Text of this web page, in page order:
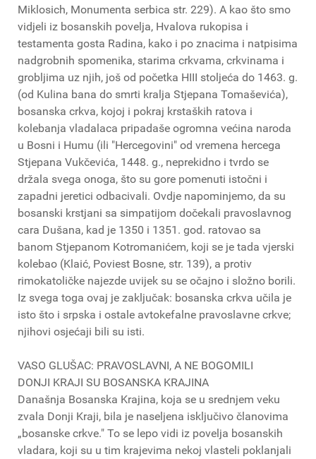
Miklosich, Monumenta serbica str. 229). A kao što smo
vidjeli iz bosanskih povelja, Hvalova rukopisa i
testamenta gosta Radina, kako i po znacima i natpisima
nadgrobnih spomenika, starima crkvama, crkvinama i
grobljima uz njih, još od početka HIII stoljeća do 1463. g.
(od Kulina bana do smrti kralja Stjepana Tomaševića),
bosanska crkva, kojoj i pokraj krstaških ratova i
kolebanja vladalaca pripadaše ogromna većina naroda
u Bosni i Humu (ili "Hercegovini" od vremena hercega
Stjepana Vukčevića, 1448. g., neprekidno i tvrdo se
držala svega onoga, što su gore pomenuti istočni i
zapadni jeretici odbacivali. Ovdje napominjemo, da su
bosanski krstjani sa simpatijom dočekali pravoslavnog
cara Dušana, kad je 1350 i 1351. god. ratovao sa
banom Stjepanom Kotromanićem, koji se je tada vjerski
kolebao (Klaić, Poviest Bosne, str. 139), a protiv
rimokatoličke najezde uvijek su se očajno i složno borili.
Iz svega toga ovaj je zaključak: bosanska crkva učila je
isto što i srpska i ostale avtokefalne pravoslavne crkve;
njihovi osjećaji bili su isti.
VASO GLUŠAC: PRAVOSLAVNI, A NE BOGOMILI
DONJI KRAJI SU BOSANSKA KRAJINA
Današnja Bosanska Krajina, koja se u srednjem veku
zvala Donji Kraji, bila je naseljena isključivo članovima
„bosanske crkve." To se lepo vidi iz povelja bosanskih
vladara, koji su u tim krajevima nekoj vlasteli poklanjali